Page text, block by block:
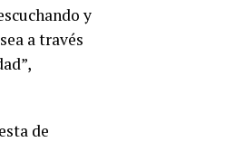
y
a través
de